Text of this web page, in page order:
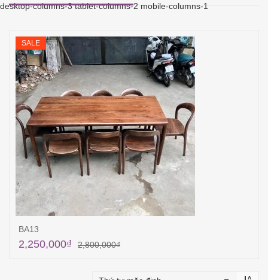
desktop-columns-3 tablet-columns-2 mobile-columns-1
SALE
BA13
2,800,000₫
2,250,000₫